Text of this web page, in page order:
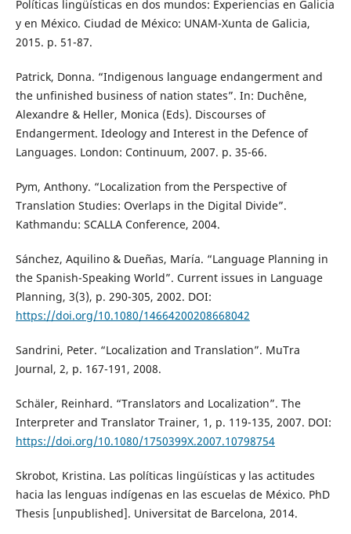
Políticas lingüísticas en dos mundos: Experiencias en Galicia
y en México. Ciudad de México: UNAM-Xunta de Galicia,
2015. p. 51-87.
Patrick, Donna. “Indigenous language endangerment and
the unfinished business of nation states”. In: Duchêne,
Alexandre & Heller, Monica (Eds). Discourses of
Endangerment. Ideology and Interest in the Defence of
Languages. London: Continuum, 2007. p. 35-66.
Pym, Anthony. “Localization from the Perspective of
Translation Studies: Overlaps in the Digital Divide”.
Kathmandu: SCALLA Conference, 2004.
Sánchez, Aquilino & Dueñas, María. “Language Planning in
the Spanish-Speaking World”. Current issues in Language
Planning, 3(3), p. 290-305, 2002. DOI:
https://doi.org/10.1080/14664200208668042
Sandrini, Peter. “Localization and Translation”. MuTra
Journal, 2, p. 167-191, 2008.
Schäler, Reinhard. “Translators and Localization”. The
Interpreter and Translator Trainer, 1, p. 119-135, 2007. DOI:
https://doi.org/10.1080/1750399X.2007.10798754
Skrobot, Kristina. Las políticas lingüísticas y las actitudes
hacia las lenguas indígenas en las escuelas de México. PhD
Thesis [unpublished]. Universitat de Barcelona, 2014.